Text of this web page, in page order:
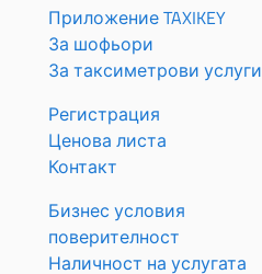
Приложение TAXIKEY
За шофьори
За таксиметрови услуги
Регистрация
Ценова листа
Контакт
Бизнес условия
поверителност
Наличност на услугата